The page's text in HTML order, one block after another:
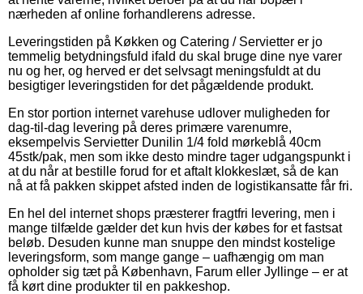
nærheden af online forhandlerens adresse.
Leveringstiden på Køkken og Catering / Servietter er jo
temmelig betydningsfuld ifald du skal bruge dine nye varer
nu og her, og herved er det selvsagt meningsfuldt at du
besigtiger leveringstiden for det pågældende produkt.
En stor portion internet varehuse udlover muligheden for
dag-til-dag levering på deres primære varenumre,
eksempelvis Servietter Dunilin 1/4 fold mørkeblå 40cm
45stk/pak, men som ikke desto mindre tager udgangspunkt i
at du når at bestille forud for et aftalt klokkeslæt, så de kan
nå at få pakken skippet afsted inden de logistikansatte får fri.
En hel del internet shops præsterer fragtfri levering, men i
mange tilfælde gælder det kun hvis der købes for et fastsat
beløb. Desuden kunne man snuppe den mindst kostelige
leveringsform, som mange gange – uafhængig om man
opholder sig tæt på København, Farum eller Jyllinge – er at
få kørt dine produkter til en pakkeshop.